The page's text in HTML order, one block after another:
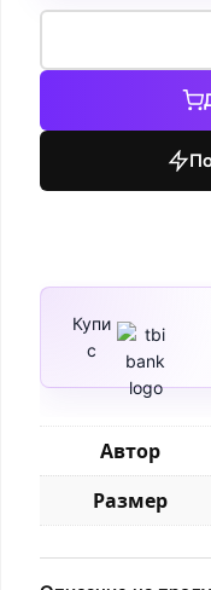
количество
Селски
под
Купи
с
Автор
Размер